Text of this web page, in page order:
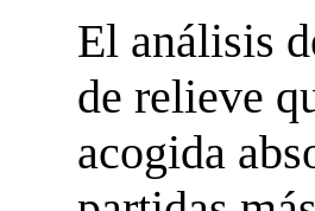
El análisis
de relieve
acogida